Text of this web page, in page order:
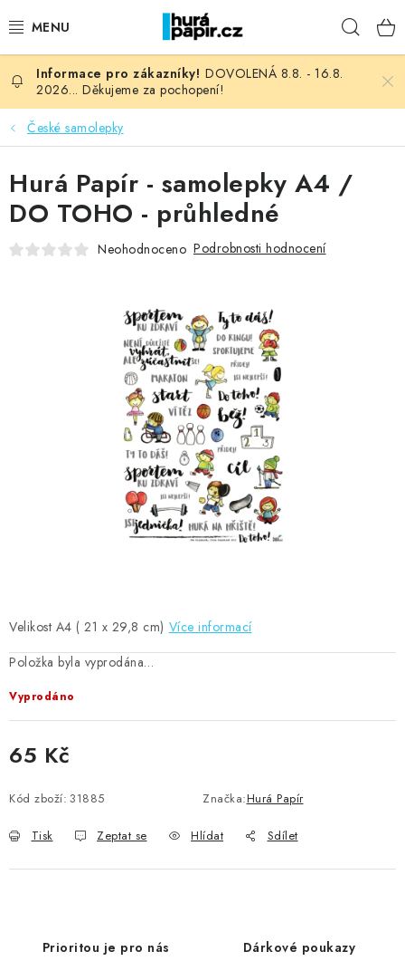
na
NOVINKY
HURÁ DÍLNA
VŠECHNO ZBOŽÍ
KNIHAŘSKÝ MATERIÁL
MOJE OBJEDNÁVKA
Kontakty Moje objednávka
Oblíbené ♥️
Hodnocení obchodu
Obchodní podmínky
DOVOLENÁ 8.8. - 16.8.
2026... Děkujeme za pochopení!
České samolepky
Velikost A4 ( 21 x 29,8 cm) Více informací
Položka byla vyprodána…
Vyprodáno
65 Kč
Kód zboží: 31885 Značka:Hurá Papír
Tisk Zeptat se Hlídat Sdílet
Hurá Papír - samolepky A4 /
DO TOHO - průhledné
Neohodnoceno Podrobnosti hodnocení
Prioritou je pro nás Dárkové poukazy